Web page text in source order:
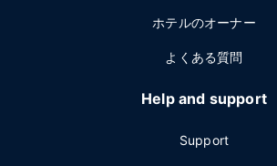
ホテルのオーナー
よくある質問
Help and support
Support